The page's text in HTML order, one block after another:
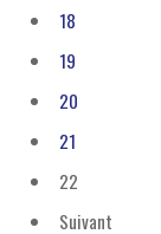
18
19
20
21
22
Suivant